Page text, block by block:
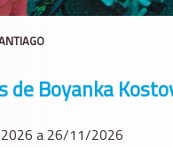
de Boyanka
a 26/11/2026